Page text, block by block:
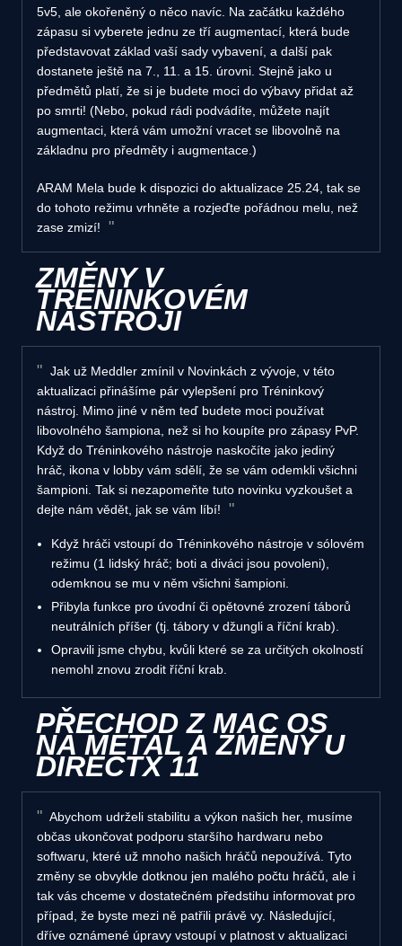
5v5, ale okořeněný o něco navíc. Na začátku každého
zápasu si vyberete jednu ze tří augmentací, která bude
představovat základ vaší sady vybavení, a další pak
dostanete ještě na 7., 11. a 15. úrovni. Stejně jako u
předmětů platí, že si je budete moci do výbavy přidat až
po smrti! (Nebo, pokud rádi podvádíte, můžete najít
augmentaci, která vám umožní vracet se libovolně na
základnu pro předměty i augmentace.)
ARAM Mela bude k dispozici do aktualizace 25.24, tak se
do tohoto režimu vrhněte a rozjeďte pořádnou melu, než
zase zmizí!
ZMĚNY V
TRÉNINKOVÉM
NÁSTROJI
Jak už Meddler zmínil v Novinkách z vývoje, v této
aktualizaci přinášíme pár vylepšení pro Tréninkový
nástroj. Mimo jiné v něm teď budete moci používat
libovolného šampiona, než si ho koupíte pro zápasy PvP.
Když do Tréninkového nástroje naskočíte jako jediný
hráč, ikona v lobby vám sdělí, že se vám odemkli všichni
šampioni. Tak si nezapomeňte tuto novinku vyzkoušet a
dejte nám vědět, jak se vám líbí!
Když hráči vstoupí do Tréninkového nástroje v sólovém
režimu (1 lidský hráč; boti a diváci jsou povoleni),
odemknou se mu v něm všichni šampioni.
Přibyla funkce pro úvodní či opětovné zrození táborů
neutrálních příšer (tj. tábory v džungli a říční krab).
Opravili jsme chybu, kvůli které se za určitých okolností
nemohl znovu zrodit říční krab.
PŘECHOD Z MAC OS
NA METAL A ZMĚNY U
DIRECTX 11
Abychom udrželi stabilitu a výkon našich her, musíme
občas ukončovat podporu staršího hardwaru nebo
softwaru, které už mnoho našich hráčů nepoužívá. Tyto
změny se obvykle dotknou jen malého počtu hráčů, ale i
tak vás chceme v dostatečném předstihu informovat pro
případ, že byste mezi ně patřili právě vy. Následující,
dříve oznámené úpravy vstoupí v platnost v aktualizaci